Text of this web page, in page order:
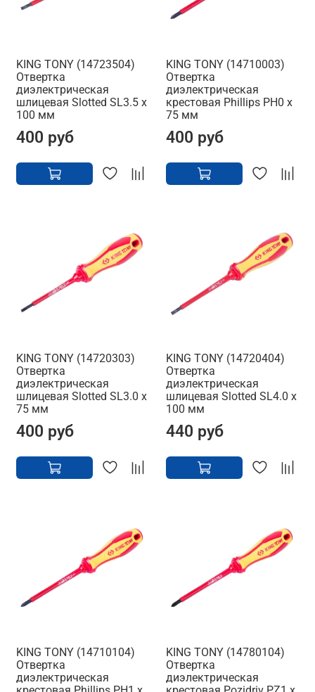
KING TONY (14723504)
Отвертка
диэлектрическая
шлицевая Slotted SL3.5 x
100 мм
400 руб
KING TONY (14710003)
Отвертка
диэлектрическая
крестовая Phillips PH0 x
75 мм
400 руб
KING TONY (14720303)
Отвертка
диэлектрическая
шлицевая Slotted SL3.0 x
75 мм
400 руб
KING TONY (14720404)
Отвертка
диэлектрическая
шлицевая Slotted SL4.0 x
100 мм
440 руб
KING TONY (14710104)
Отвертка
диэлектрическая
KING TONY (14780104)
Отвертка
диэлектрическая